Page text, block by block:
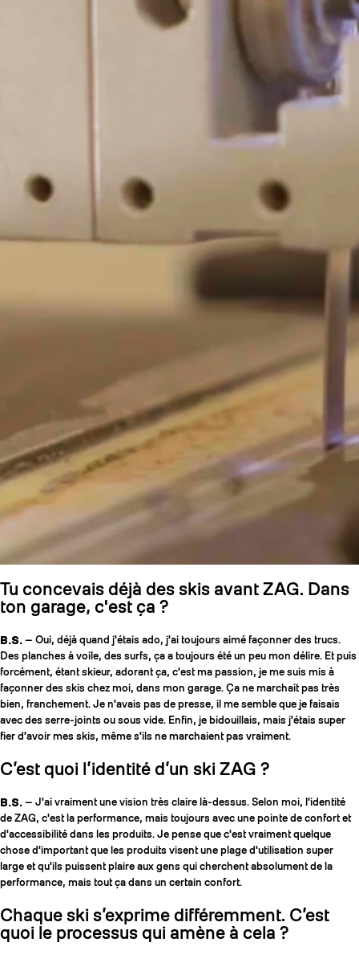
Tu concevais déjà des skis avant ZAG. Dans
ton garage, c'est ça ?
B.S. — Oui, déjà quand j'étais ado, j'ai toujours aimé façonner des trucs.
Des planches à voile, des surfs, ça a toujours été un peu mon délire. Et puis
forcément, étant skieur, adorant ça, c'est ma passion, je me suis mis à
façonner des skis chez moi, dans mon garage. Ça ne marchait pas très
bien, franchement. Je n'avais pas de presse, il me semble que je faisais
avec des serre-joints ou sous vide. Enfin, je bidouillais, mais j'étais super
fier d'avoir mes skis, même s'ils ne marchaient pas vraiment.
C’est quoi l’identité d’un ski ZAG ?
B.S. — J'ai vraiment une vision très claire là-dessus. Selon moi, l'identité
de ZAG, c'est la performance, mais toujours avec une pointe de confort et
d'accessibilité dans les produits. Je pense que c'est vraiment quelque
chose d'important que les produits visent une plage d'utilisation super
large et qu'ils puissent plaire aux gens qui cherchent absolument de la
performance, mais tout ça dans un certain confort.
Chaque ski s’exprime différemment. C’est
quoi le processus qui amène à cela ?